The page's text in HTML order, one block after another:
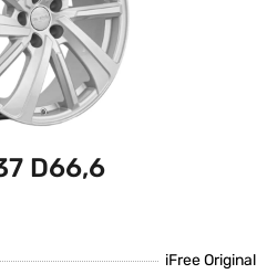
D66,6
iFree Original